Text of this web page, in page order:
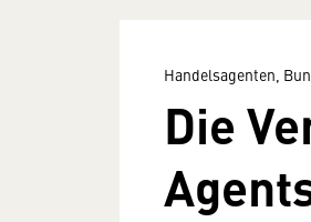
Handelsagenten,
Die